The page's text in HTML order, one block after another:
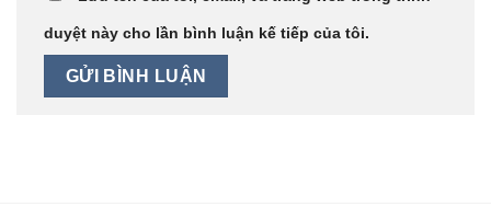
duyệt này cho lần bình luận kế tiếp của tôi.